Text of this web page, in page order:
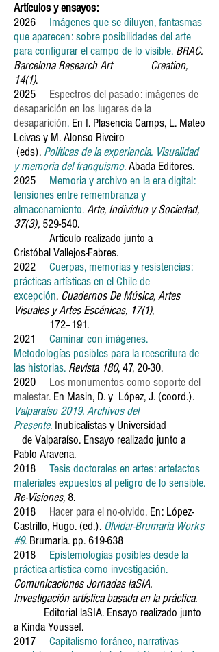
Artículos y ensayos:
2026 Imágenes que se diluyen, fantasmas
que aparecen: sobre posibilidades del arte
para configurar el campo de lo visible. BRAC.
Barcelona Research Art Creation,
14(1).
2025 Espectros del pasado: imágenes de
desaparición en los lugares de la
desaparición. En I. Plasencia Camps, L. Mateo
Leivas y M. Alonso Riveiro
(eds). Políticas de la experiencia. Visualidad
y memoria del franquismo.Abada Editores.
2025 Memoria y archivo en la era digital:
tensiones entre remembranza y
almacenamiento.Arte, Individuo y Sociedad,
37(3), 529-540.
Artículo realizado junto a
CristóbalVallejos-Fabres.
2022 Cuerpas, memorias y resistencias:
prácticas artísticas en el Chile de
excepción. Cuadernos De Música, Artes
Visuales y Artes Escénicas, 17(1),
172–191.
2021 Caminar con imágenes.
Metodologías posibles para la reescritura de
las historias. Revista 180, 47, 20-30.
2020
Los monumentos como soporte del
malestar. En Masin, D. y López, J. (coord.).
Valparaíso 2019. Archivos del
Presente. Inubicalistas y Universidad
de Valparaíso. Ensayo realizado junto a
Pablo Aravena.
2018 Tesis doctorales en artes: artefactos
materiales expuestos al peligro de lo sensible.
Re-Visiones, 8.
2018 Hacer para el no-olvido. En: López-
Castrillo, Hugo. (ed.). Olvidar-Brumaria Works
#9. Brumaria. pp. 619-638
2018 Epistemologías posibles desde la
práctica artística como investigación.
Comunicaciones Jornadas laSIA.
Investigación artística basada en la práctica.
Editorial laSIA. Ensayo realizado junto
a Kinda Youssef.
2017 Capitalismo foráneo, narrativas